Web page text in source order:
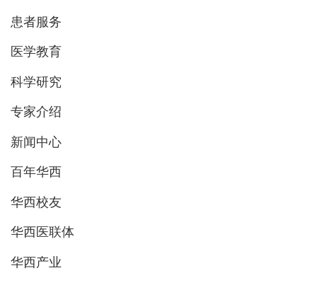
患者服务
医学教育
科学研究
专家介绍
新闻中心
百年华西
华西校友
华西医联体
华西产业